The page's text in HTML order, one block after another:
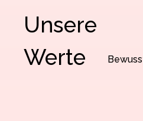
Unsere
Werte